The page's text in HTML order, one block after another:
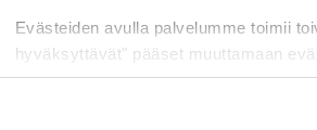
Evästeiden avulla palvelumme toimii
hyväksyttävät" pääset muuttamaan